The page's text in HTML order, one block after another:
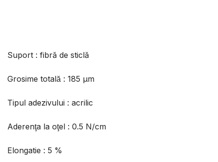
Suport : fibră de sticlă
Grosime totală : 185 µm
Tipul adezivului : acrilic
Aderenţa la oţel : 0.5 N/cm
Elongatie : 5 %